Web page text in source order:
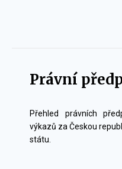
Právní
Přehled právních
výkazů za Českou
státu.